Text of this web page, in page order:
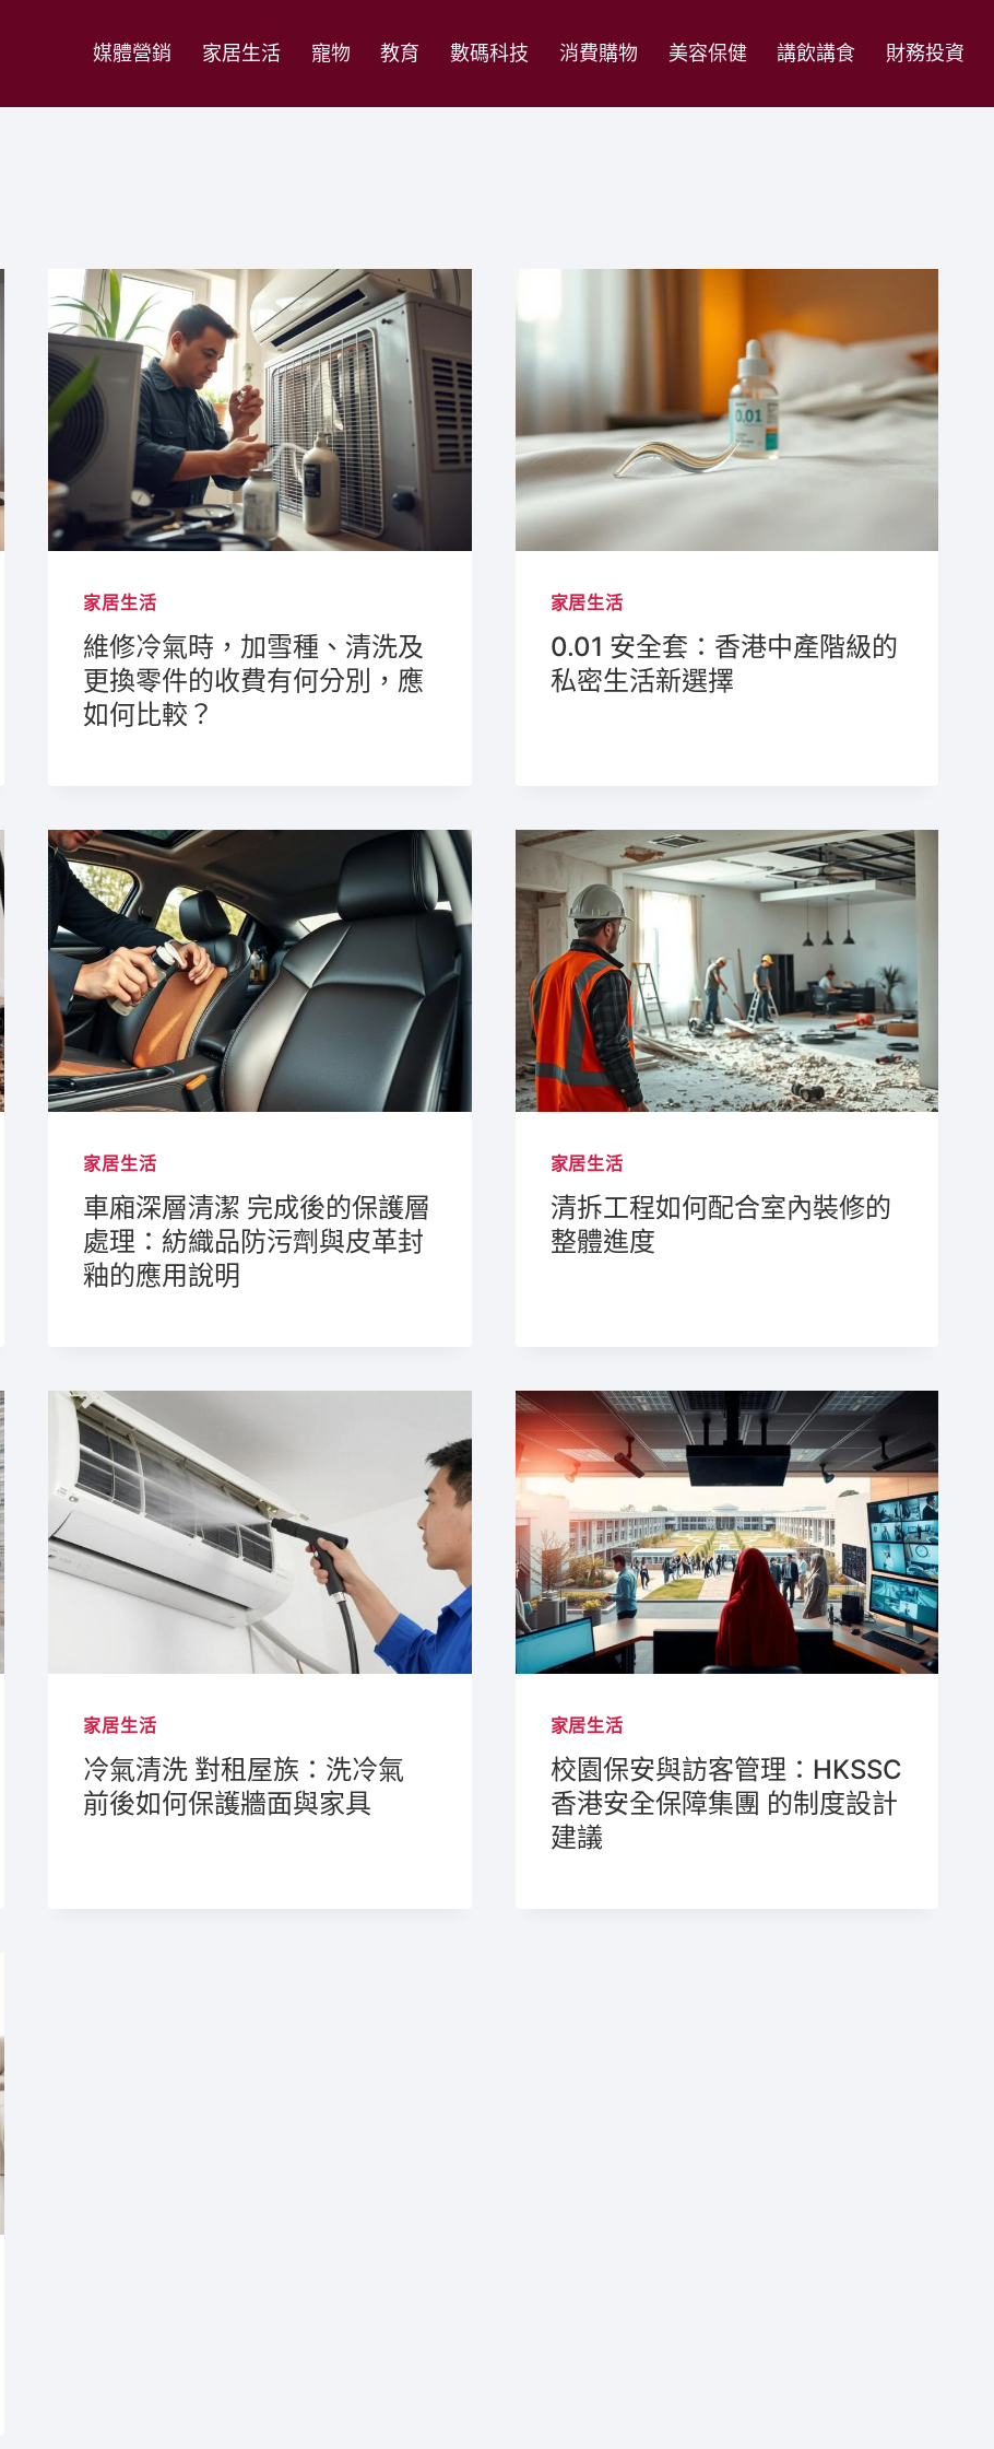
媒體營銷 家居生活 寵物 教育 數碼科技 消費購物 美容保健 講飲講食 財務投資
家居生活
維修冷氣時，加雪種、清洗及
更換零件的收費有何分別，應
如何比較？
家居生活
0.01 安全套：香港中產階級的
私密生活新選擇
家居生活
車廂深層清潔 完成後的保護層
處理：紡織品防污劑與皮革封
釉的應用說明
家居生活
清拆工程如何配合室內裝修的
整體進度
家居生活
冷氣清洗 對租屋族：洗冷氣
前後如何保護牆面與家具
家居生活
校園保安與訪客管理：HKSSC
香港安全保障集團 的制度設計
建議